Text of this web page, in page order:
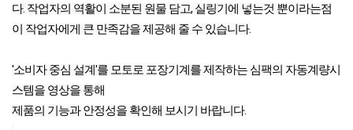
다. 작업자의 역활이 소분된 원물 담고, 실링기에 넣는것 뿐이라는점
이 작업자에게 큰 만족감을 제공해 줄 수 있습니다.
'소비자 중심 설계'를 모토로 포장기계를 제작하는 심팩의 자동계량시
스템을 영상을 통해
제품의 기능과 안정성을 확인해 보시기 바랍니다.